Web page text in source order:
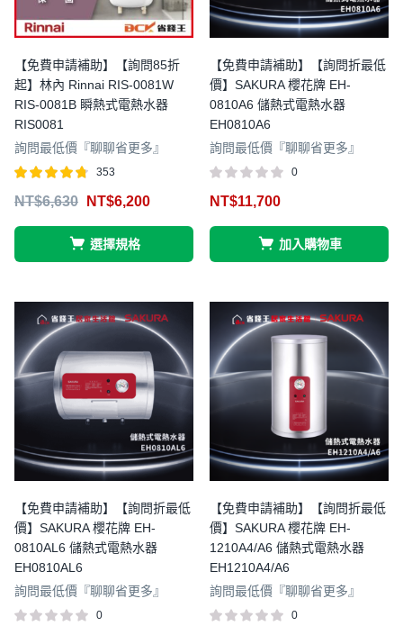
【免費申請補助】【詢問85折
起】林內 Rinnai RIS-0081W
RIS-0081B 瞬熱式電熱水器
RIS0081
詢問最低價『聊聊省更多』
4.73
353
NT$6,630 NT$6,200
選擇規格
【免費申請補助】【詢問折最低
價】SAKURA 櫻花牌 EH-
0810A6 儲熱式電熱水器
EH0810A6
詢問最低價『聊聊省更多』
0
NT$11,700
加入購物車
【免費申請補助】【詢問折最低
價】SAKURA 櫻花牌 EH-
0810AL6 儲熱式電熱水器
EH0810AL6
詢問最低價『聊聊省更多』
0
【免費申請補助】【詢問折最低
價】SAKURA 櫻花牌 EH-
1210A4/A6 儲熱式電熱水器
EH1210A4/A6
詢問最低價『聊聊省更多』
0